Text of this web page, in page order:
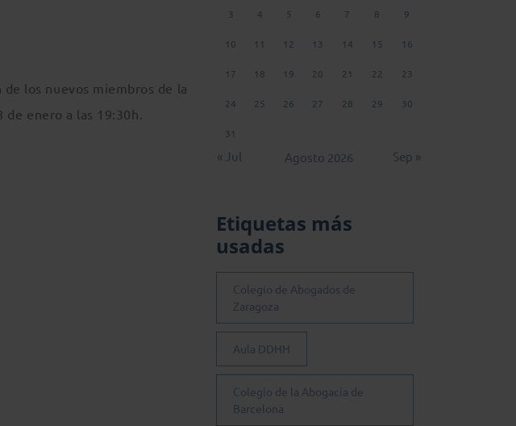
los nuevos miembros de la
de enero a las 19:30h.
Agosto 2026
3 4 5 6 7 8 9
10 11 12 13 14 15 16
17 18 19 20 21 22 23
24 25 26 27 28 29 30
31
« Jul Sep »
Etiquetas más
usadas
Colegio de Abogados de
Zaragoza
Aula DDHH
Colegio de la Abogacía de
Barcelona